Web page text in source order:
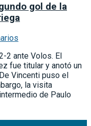
gol de la
2 ante Volos. El
fue titular y anotó un
Vincenti puso el
la visita
de Paulo